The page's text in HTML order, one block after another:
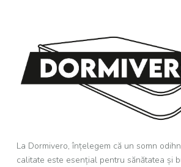
La Dormivero, înțelegem că un somn
calitate este esențial pentru sănătatea și